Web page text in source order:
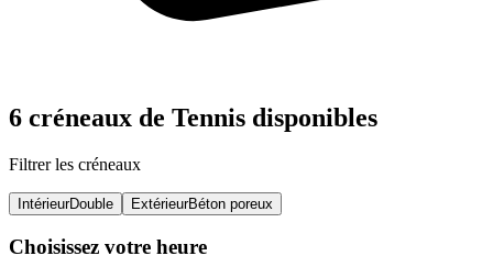
6 créneaux de Tennis disponibles
Filtrer les créneaux
IntérieurDouble ExtérieurBéton poreux
Choisissez votre heure